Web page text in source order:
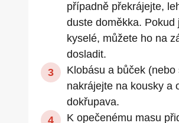
případně překrájejte,
duste doměkka. Pokud
kyselé, můžete ho na
dosladit.
Klobásu a bůček (nebo
nakrájejte na kousky a
dokřupava.
K opečenému masu